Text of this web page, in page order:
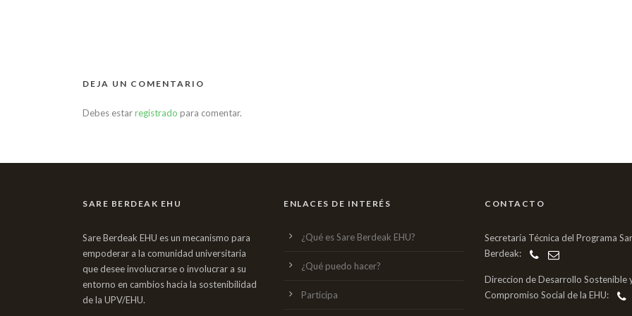
DEJA UN COMENTARIO
Debes estarregistrado para comentar.
SARE BERDEAK EHU
Sare Berdeak EHU es un mecanismo para
empoderar a la comunidad universitaria
que desee involucrarse o involucrar a su
entorno en cambios hacia la sostenibilidad
de la UPV/EHU.
ENLACES DE INTERÉS
¿Qué es Sare Berdeak EHU?
¿Qué puedo hacer?
Participa
CONTACTO
Secretaría Técnica del Programa
Berdeak:
Direccion de Desarrollo Sostenible
Compromiso Social de la EHU: